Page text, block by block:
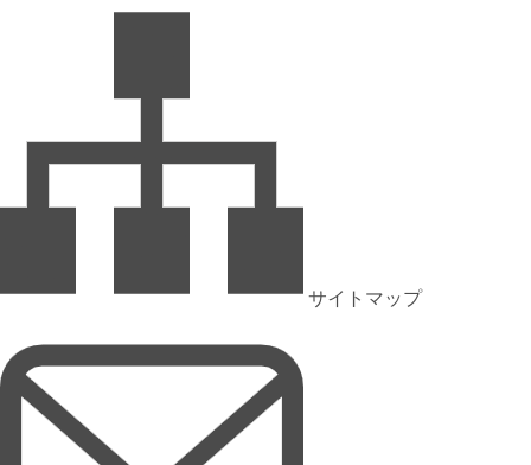
サイトマップ